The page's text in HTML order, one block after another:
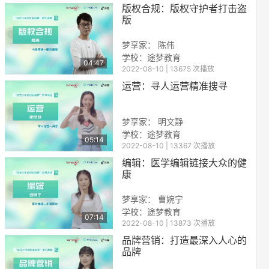
04:47
版权合规：版权守护者打击盗
版
梦享家： 陈伟
学校： 途梦教育
2022-08-10 | 13675 次播放
05:14
运营：寻人运营精准搜寻
梦享家： 明文静
学校： 途梦教育
2022-08-10 | 13367 次播放
07:14
编辑：医学编辑链接大众的健
康
梦享家： 曹婉宁
学校： 途梦教育
2022-08-10 | 13873 次播放
品牌营销：打造最深入人心的
品牌